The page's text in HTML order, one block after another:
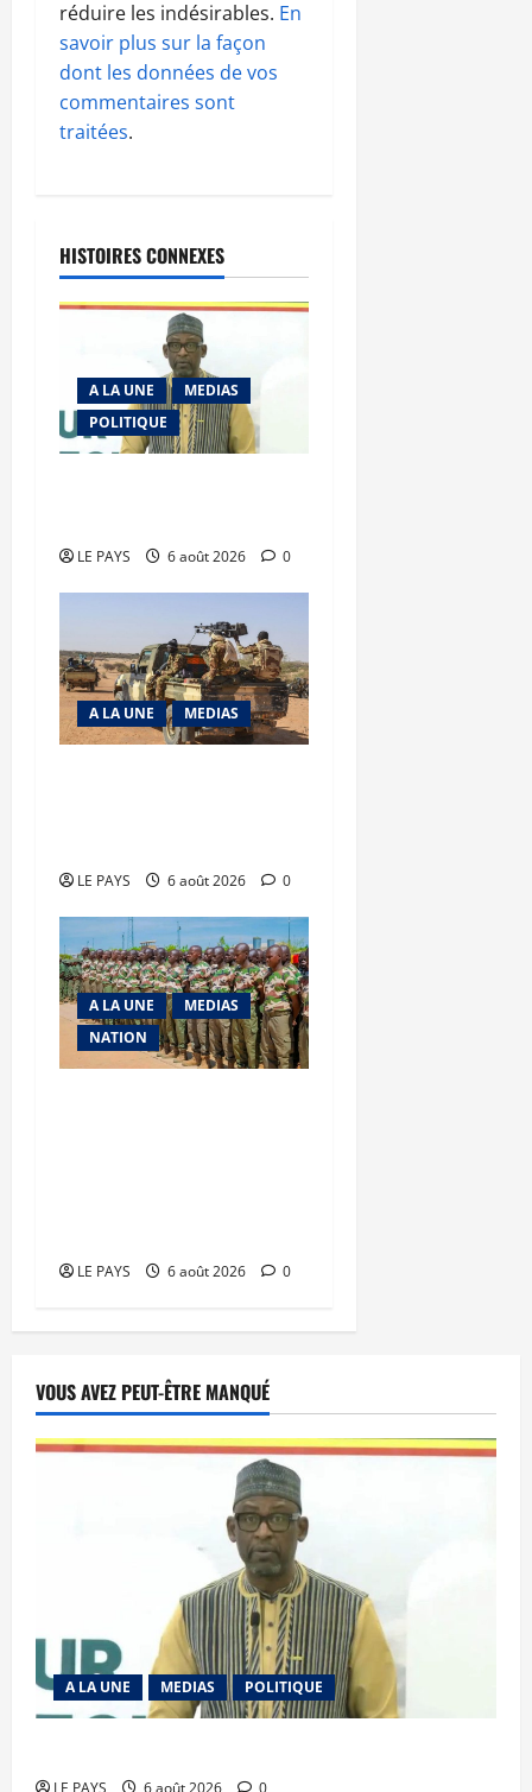
réduire les indésirables. En
savoir plus sur la façon
dont les données de vos
commentaires sont
traitées.
HISTOIRES CONNEXES
A LA UNE
MEDIAS
POLITIQUE
LE PAYS 6 août 2026 0
A LA UNE MEDIAS
LE PAYS 6 août 2026 0
A LA UNE
MEDIAS
NATION
LE PAYS 6 août 2026 0
VOUS AVEZ PEUT-ÊTRE MANQUÉ
A LA UNE MEDIAS POLITIQUE